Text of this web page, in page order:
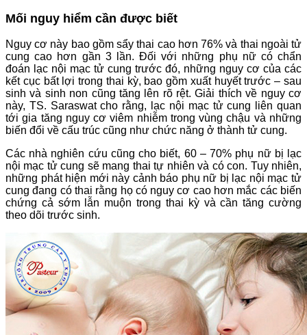
Mối nguy hiểm cần được biết
Nguy cơ này bao gồm sẩy thai cao hơn 76% và thai ngoài tử
cung cao hơn gần 3 lần. Đối với những phụ nữ có chẩn
đoán lạc nội mạc tử cung trước đó, những nguy cơ của các
kết cục bất lợi trong thai kỳ, bao gồm xuất huyết trước – sau
sinh và sinh non cũng tăng lên rõ rệt. Giải thích về nguy cơ
này, TS. Saraswat cho rằng, lạc nội mạc tử cung liên quan
tới gia tăng nguy cơ viêm nhiễm trong vùng chậu và những
biến đổi về cấu trúc cũng như chức năng ở thành tử cung.
Các nhà nghiên cứu cũng cho biết, 60 – 70% phụ nữ bị lạc
nội mạc tử cung sẽ mang thai tự nhiên và có con. Tuy nhiên,
những phát hiện mới này cảnh báo phụ nữ bị lạc nội mạc tử
cung đang có thai rằng họ có nguy cơ cao hơn mắc các biến
chứng cả sớm lẫn muộn trong thai kỳ và cần tăng cường
theo dõi trước sinh.